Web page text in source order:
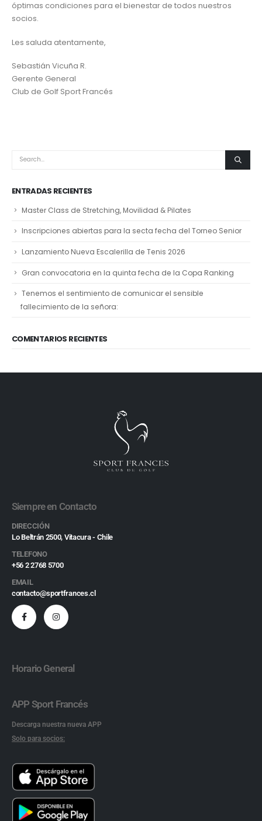
óptimas condiciones para el bienestar de todos nuestros
socios.
Les saluda atentamente,
Sebastián Vicuña R.
Gerente General
Club de Golf Sport Francés
ENTRADAS RECIENTES
Master Class de Stretching, Movilidad & Pilates
Inscripciones abiertas para la secta fecha del Torneo Senior
Lanzamiento Nueva Escalerilla de Tenis 2026
Gran convocatoria en la quinta fecha de la Copa Ranking
Tenemos el sentimiento de comunicar el sensible
fallecimiento de la señora:
COMENTARIOS RECIENTES
Siempre en Contacto
DIRECCIÓN
Lo Beltrán 2500, Vitacura - Chile
TELEFONO
+56 2 2768 5700
EMAIL
contacto@sportfrances.cl
Horario General
APP Sport Francés
Descarga nuestra nueva APP
Solo para socios: